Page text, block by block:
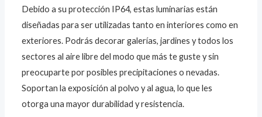
Debido a su protección IP64, estas luminarias están
diseñadas para ser utilizadas tanto en interiores como en
exteriores. Podrás decorar galerías, jardines y todos los
sectores al aire libre del modo que más te guste y sin
preocuparte por posibles precipitaciones o nevadas.
Soportan la exposición al polvo y al agua, lo que les
otorga una mayor durabilidad y resistencia.